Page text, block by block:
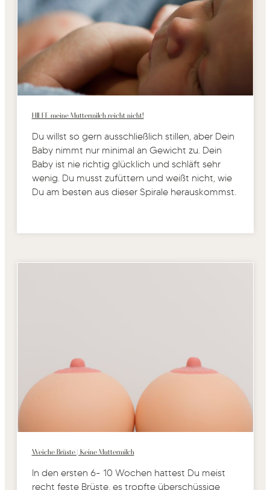
HILFE meine Muttermilch reicht nicht!
Du willst so gern ausschließlich stillen, aber Dein
Baby nimmt nur minimal an Gewicht zu. Dein
Baby ist nie richtig glücklich und schläft sehr
wenig. Du musst zufüttern und weißt nicht, wie
Du am besten aus dieser Spirale herauskommst.
Weiche Brüste | Keine Muttermilch
In den ersten 6- 10 Wochen hattest Du meist
recht feste Brüste, es tropfte überschüssige